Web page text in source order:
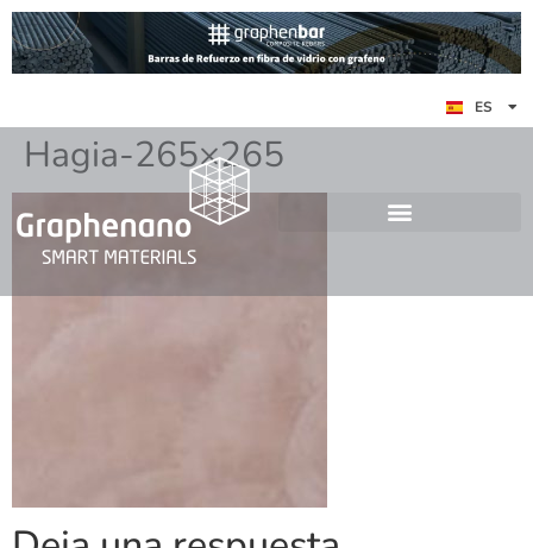
ES
EN
DE
Hagia-265×265